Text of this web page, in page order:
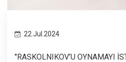
22.Jul.2024
"RASKOLNIKOV’U OYNAMAYI